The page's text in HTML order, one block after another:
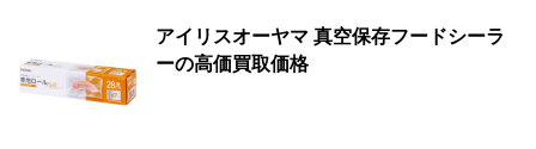
アイリスオーヤマ 真空保存フードシーラ
ーの高価買取価格